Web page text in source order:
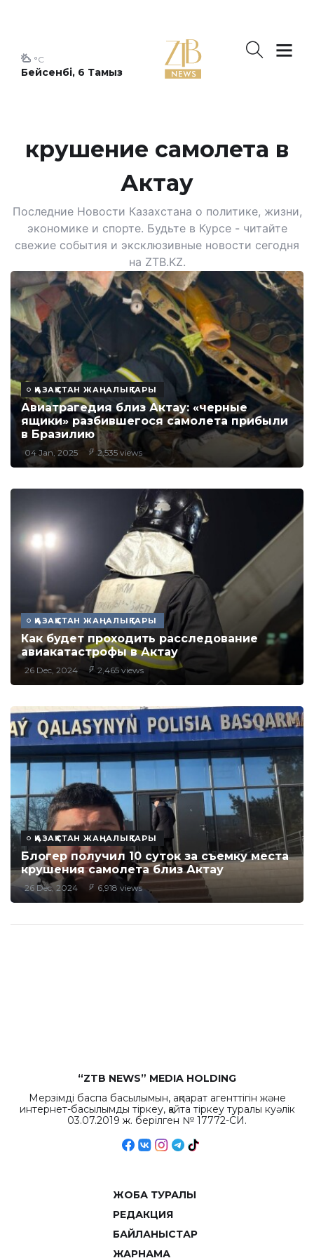
Бейсенбі, 6 Тамыз
°C
крушение самолета в
Актау
Последние Новости Казахстана о политике, жизни,
экономике и спорте. Будьте в Курсе - читайте
свежие события и эксклюзивные новости сегодня
на ZTB.KZ.
ҚАЗАҚСТАН ЖАҢАЛЫҚТАРЫ
Авиатрагедия близ Актау: «черные
ящики» разбившегося самолета прибыли
в Бразилию
04 Jan, 2025 2,535 views
ҚАЗАҚСТАН ЖАҢАЛЫҚТАРЫ
Как будет проходить расследование
авиакатастрофы в Актау
26 Dec, 2024 2,465 views
ҚАЗАҚСТАН ЖАҢАЛЫҚТАРЫ
Блогер получил 10 суток за съемку места
крушения самолета близ Актау
26 Dec, 2024 6,918 views
“ZTB NEWS” MEDIA HOLDING
Мерзімді баспа басылымын, ақпарат агенттігін және
интернет-басылымды тіркеу, қайта тіркеу туралы куәлік
03.07.2019 ж. берілген № 17772-СИ.
ЖОБА ТУРАЛЫ
РЕДАКЦИЯ
БАЙЛАНЫСТАР
ЖАРНАМА